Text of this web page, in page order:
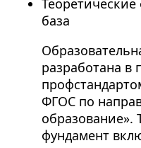
база
разработана в
ФГОС по
образование».
фундамент